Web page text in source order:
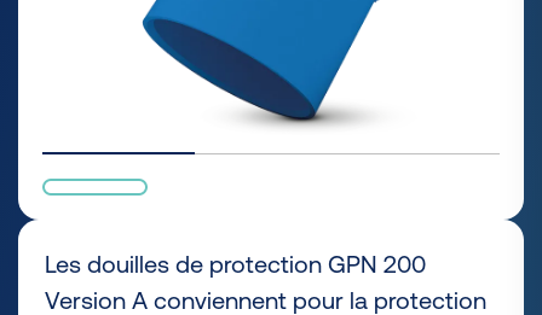
Les douilles de protection GPN 200
Version A conviennent pour la protection